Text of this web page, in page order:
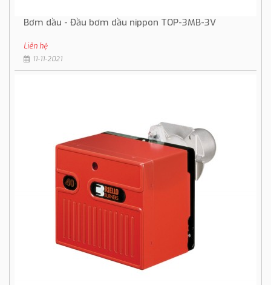
Bơm dầu - Đầu bơm dầu nippon TOP-3MB-3V
Liên hệ
11-11-2021